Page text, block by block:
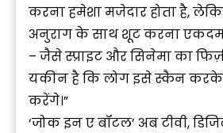
करना हमेशा मजेदार होता है,
अनुराग के साथ शूट करना
– जैसे स्प्राइट और सिनेमा का
यकीन है कि लोग इसे स्कैन करके
करेंगे।”
‘जोक इन ए बॉटल’ अब टीवी,